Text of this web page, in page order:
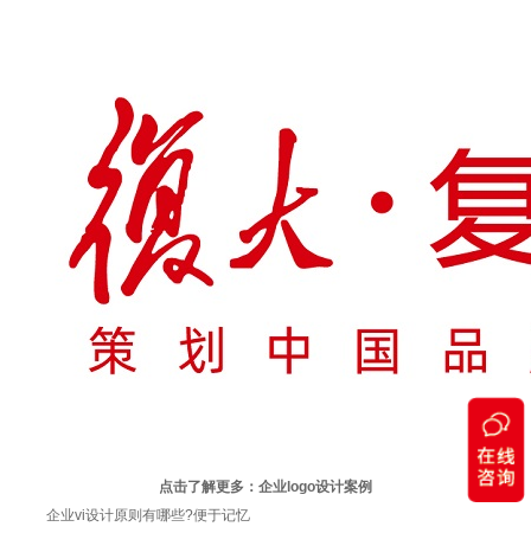
点击了解更多： 企业logo设计案例
企业vi设计原则有哪些?便于记忆